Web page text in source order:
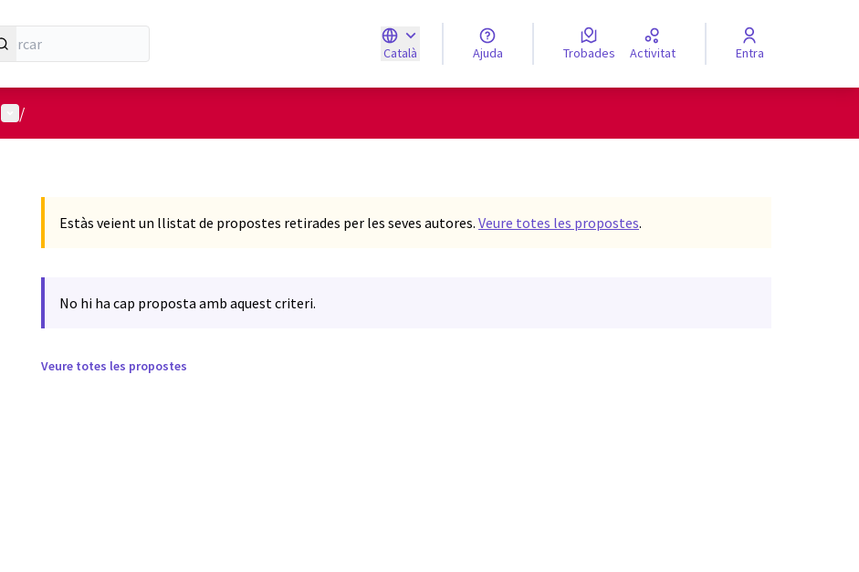
Català
Triar la llenguaElegir el idioma
Ajuda Trobades Activitat Entra
Menú d'usuari
/
Estàs veient un llistat de propostes retirades per les seves autores. Veure totes les propostes.
No hi ha cap proposta amb aquest criteri.
Veure totes les propostes